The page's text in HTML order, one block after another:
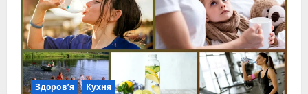
Здоров’я Кухня